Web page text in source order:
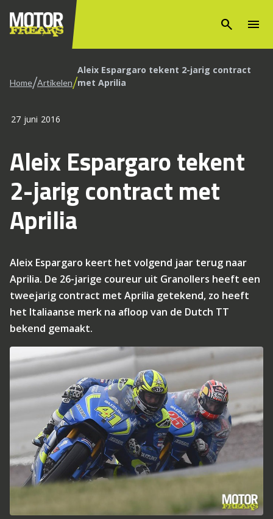
search menu
Home/Artikelen/Aleix Espargaro tekent 2-jarig contract
met Aprilia
27 juni 2016
Aleix Espargaro tekent
2-jarig contract met
Aprilia
Aleix Espargaro keert het volgend jaar terug naar
Aprilia. De 26-jarige coureur uit Granollers heeft een
tweejarig contract met Aprilia getekend, zo heeft
het Italiaanse merk na afloop van de Dutch TT
bekend gemaakt.